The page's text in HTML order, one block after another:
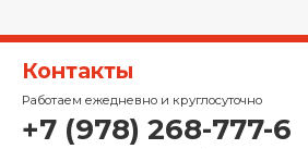
Контакты
Работаем ежедневно и круглосуточно
+7 (978) 268-777-6